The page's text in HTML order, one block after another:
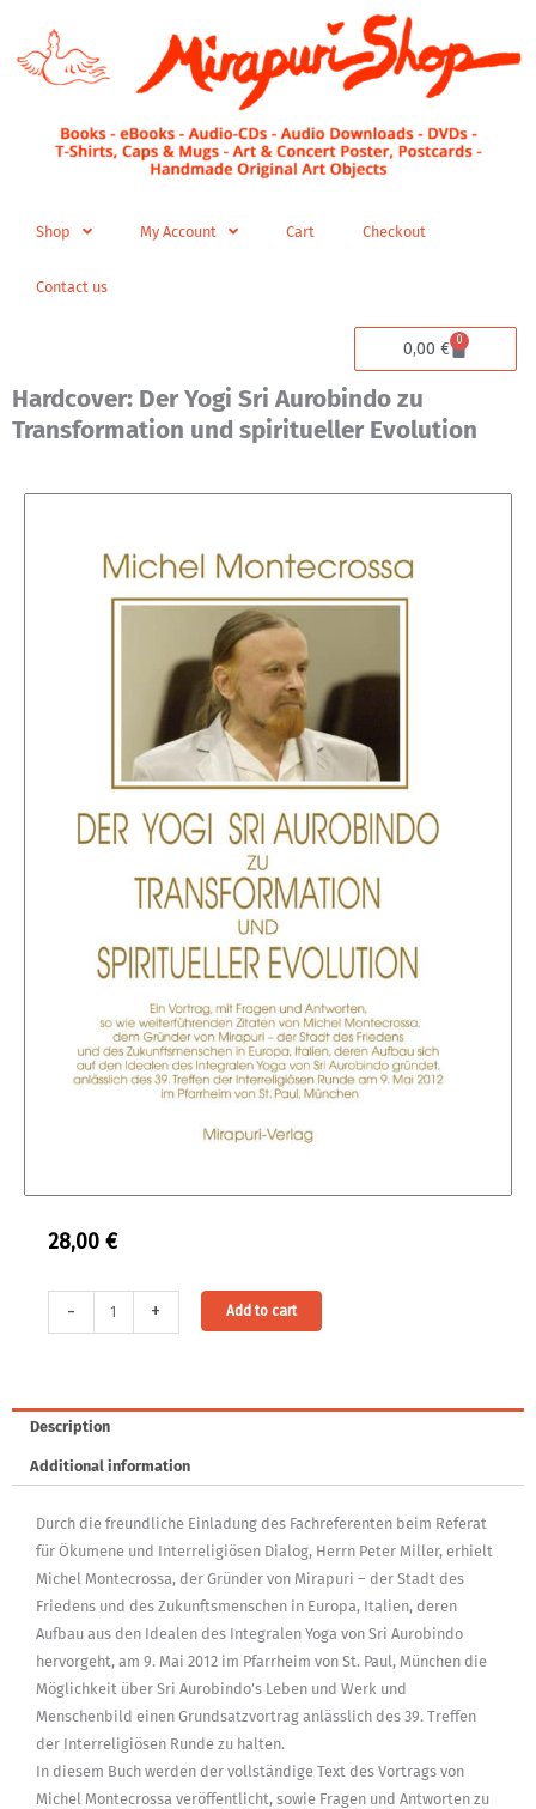
content
Shop My Account Cart Checkout
Contact us
0,00 € 0
Cart
Hardcover: Der Yogi Sri Aurobindo zu
Transformation und spiritueller Evolution
28,00 €
-
Hardcover:
Der
Aurobindo
Transformation
spiritueller
Evolution
quantity
+ Add to cart
Description
Additional information
Durch die freundliche Einladung des Fachreferenten beim Referat
für Ökumene und Interreligiösen Dialog, Herrn Peter Miller, erhielt
Michel Montecrossa, der Gründer von Mirapuri – der Stadt des
Friedens und des Zukunftsmenschen in Europa, Italien, deren
Aufbau aus den Idealen des Integralen Yoga von Sri Aurobindo
hervorgeht, am 9. Mai 2012 im Pfarrheim von St. Paul, München die
Möglichkeit über Sri Aurobindo’s Leben und Werk und
Menschenbild einen Grundsatzvortrag anlässlich des 39. Treffen
der Interreligiösen Runde zu halten.
In diesem Buch werden der vollständige Text des Vortrags von
Michel Montecrossa veröffentlicht, sowie Fragen und Antworten zu